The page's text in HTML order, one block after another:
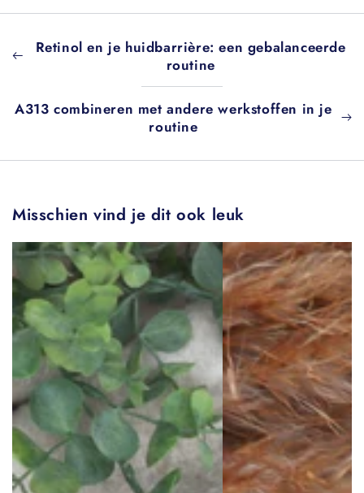
Retinol en je huidbarrière: een gebalanceerde
routine
A313 combineren met andere werkstoffen in je
routine
Misschien vind je dit ook leuk